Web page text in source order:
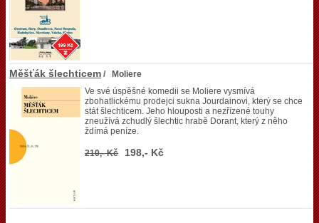
Měšťák šlechticem / Moliere
Ve své úspěšné komedii se Moliere vysmívá
zbohatlickému prodejci sukna Jourdainovi, který se chce
stát šlechticem. Jeho hlouposti a nezřízené touhy
zneužívá zchudlý šlechtic hrabě Dorant, který z něho
ždímá peníze.
210,- Kč 198,- Kč